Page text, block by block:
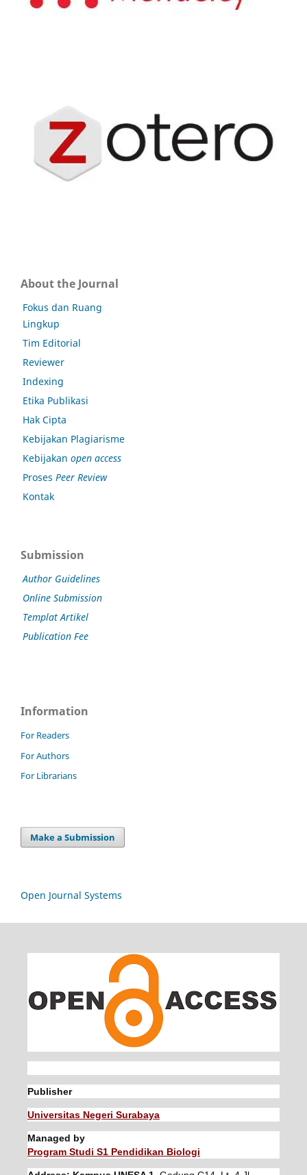
About the Journal
Fokus dan Ruang
Lingkup
Tim Editorial
Reviewer
Indexing
Etika Publikasi
Hak Cipta
Kebijakan Plagiarisme
Kebijakan open access
Proses Peer Review
Kontak
Submission
Author Guidelines
Online Submission
Templat Artikel
Publication Fee
Information
For Readers
For Authors
For Librarians
Make a Submission
Open Journal Systems
Publisher
Universitas Negeri Surabaya
Managed by
Program Studi S1 Pendidikan Biologi